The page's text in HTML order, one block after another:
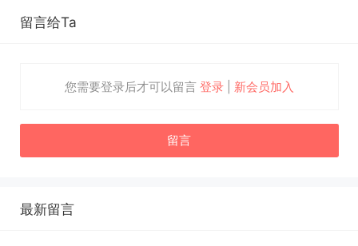
留言给Ta
您需要登录后才可以留言 登录| 新会员加入
留言
最新留言